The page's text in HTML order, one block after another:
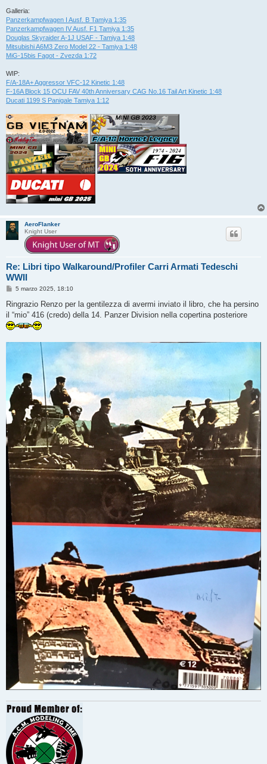
Galleria:
Panzerkampfwagen I Ausf. B Tamiya 1:35
Panzerkampfwagen IV Ausf. F1 Tamiya 1:35
Douglas Skyraider A-1J USAF - Tamiya 1:48
Mitsubishi A6M3 Zero Model 22 - Tamiya 1:48
MiG-15bis Fagot - Zvezda 1:72
WIP:
F/A-18A+ Aggressor VFC-12 Kinetic 1:48
F-16A Block 15 OCU FAV 40th Anniversary CAG No.16 Tail Art Kinetic 1:48
Ducati 1199 S Panigale Tamiya 1:12
AeroFlanker
Knight User
Re: Libri tipo Walkaround/Profiler Carri Armati Tedeschi
WWII
M
s
a
g
g
5 marzo 2025, 18:10
Ringrazio Renzo per la gentilezza di avermi inviato il libro, che ha persino
il “mio” 416 (credo) della 14. Panzer Division nella copertina posteriore